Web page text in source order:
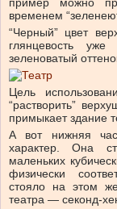
пример можно
временем
“Черный” цвет
глянцевость
зеленоватый
Цель
“растворить”
примыкает здание
А вот нижняя
характер. Она
маленьких
физически
стояло на этом
театра — секонд-